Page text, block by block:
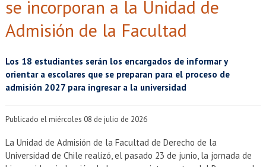
ADMISIÓN
BIBLIOTECAS
EXTENSIÓN
Egresados Funcionarios
se incorporan a la Unidad de
Admisión de la Facultad
Los 18 estudiantes serán los encargados de informar y
orientar a escolares que se preparan para el proceso de
admisión 2027 para ingresar a la universidad
Publicado el miércoles 08 de julio de 2026
La Unidad de Admisión de la Facultad de Derecho de la
Universidad de Chile realizó, el pasado 23 de junio, la jornada de